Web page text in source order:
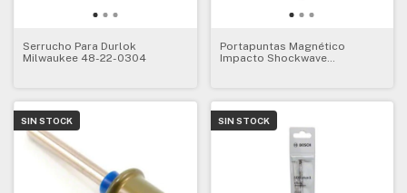
Serrucho Para Durlok
Milwaukee 48-22-0304
Portapuntas Magnético
Impacto Shockwave
SIN STOCK SIN STOCK